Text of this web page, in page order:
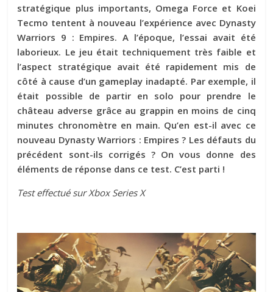
stratégique plus importants, Omega Force et Koei
Tecmo tentent à nouveau l’expérience avec Dynasty
Warriors 9 : Empires. A l’époque, l’essai avait été
laborieux. Le jeu était techniquement très faible et
l’aspect stratégique avait été rapidement mis de
côté à cause d’un gameplay inadapté. Par exemple, il
était possible de partir en solo pour prendre le
château adverse grâce au grappin en moins de cinq
minutes chronomètre en main. Qu’en est-il avec ce
nouveau Dynasty Warriors : Empires ? Les défauts du
précédent sont-ils corrigés ? On vous donne des
éléments de réponse dans ce test. C’est parti !
Test effectué sur Xbox Series X